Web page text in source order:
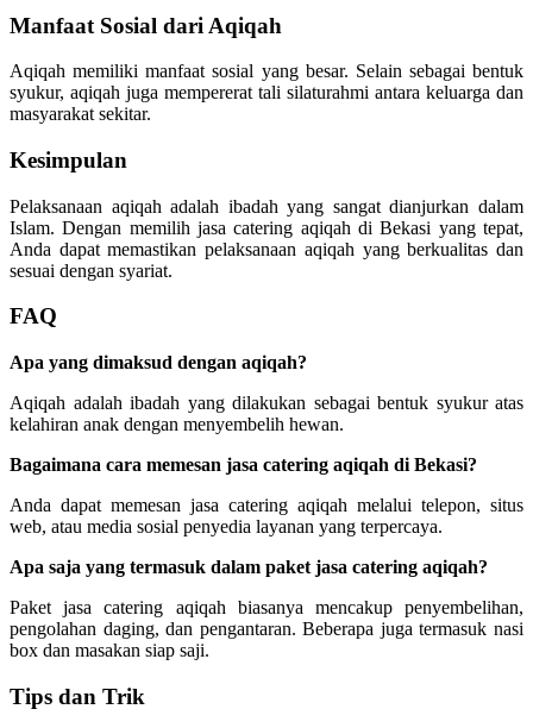
Manfaat Sosial dari Aqiqah
Aqiqah memiliki manfaat sosial yang besar. Selain sebagai bentuk
syukur, aqiqah juga mempererat tali silaturahmi antara keluarga dan
masyarakat sekitar.
Kesimpulan
Pelaksanaan aqiqah adalah ibadah yang sangat dianjurkan dalam
Islam. Dengan memilih jasa catering aqiqah di Bekasi yang tepat,
Anda dapat memastikan pelaksanaan aqiqah yang berkualitas dan
sesuai dengan syariat.
FAQ
Apa yang dimaksud dengan aqiqah?
Aqiqah adalah ibadah yang dilakukan sebagai bentuk syukur atas
kelahiran anak dengan menyembelih hewan.
Bagaimana cara memesan jasa catering aqiqah di Bekasi?
Anda dapat memesan jasa catering aqiqah melalui telepon, situs
web, atau media sosial penyedia layanan yang terpercaya.
Apa saja yang termasuk dalam paket jasa catering aqiqah?
Paket jasa catering aqiqah biasanya mencakup penyembelihan,
pengolahan daging, dan pengantaran. Beberapa juga termasuk nasi
box dan masakan siap saji.
Tips dan Trik